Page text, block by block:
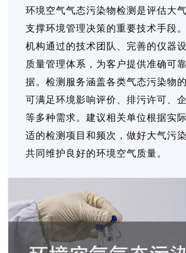
环境空气气态污染物检测是评估大
支撑环境管理决策的重要技术手段
机构通过的技术团队、完善的仪器
质量管理体系，为客户提供准确可
据。检测服务涵盖各类气态污染物
可满足环境影响评价、排污许可、
等多种需求。建议相关单位根据实
适的检测项目和频次，做好大气污
共同维护良好的环境空气质量。